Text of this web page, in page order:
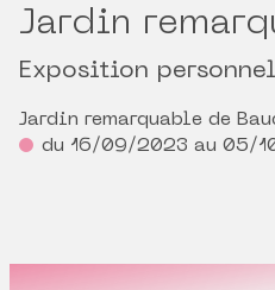
Jardin
Exposition
Jardin remarquable de
du 16/09/2023 au 05/